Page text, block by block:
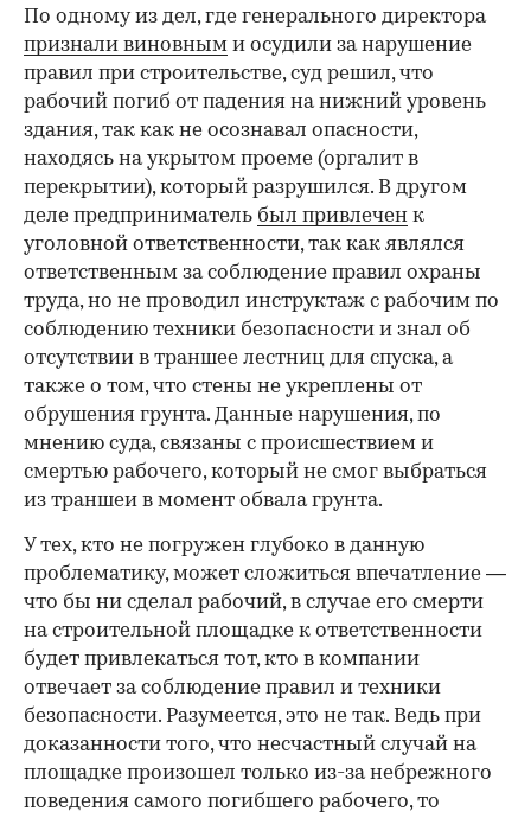
По одному из дел, где генерального директора
признали виновным и осудили за нарушение
правил при строительстве, суд решил, что
рабочий погиб от падения на нижний уровень
здания, так как не осознавал опасности,
находясь на укрытом проеме (оргалит в
перекрытии), который разрушился. В другом
деле предприниматель был привлечен к
уголовной ответственности, так как являлся
ответственным за соблюдение правил охраны
труда, но не проводил инструктаж с рабочим по
соблюдению техники безопасности и знал об
отсутствии в траншее лестниц для спуска, а
также о том, что стены не укреплены от
обрушения грунта. Данные нарушения, по
мнению суда, связаны с происшествием и
смертью рабочего, который не смог выбраться
из траншеи в момент обвала грунта.
У тех, кто не погружен глубоко в данную
проблематику, может сложиться впечатление —
что бы ни сделал рабочий, в случае его смерти
на строительной площадке к ответственности
будет привлекаться тот, кто в компании
отвечает за соблюдение правил и техники
безопасности. Разумеется, это не так. Ведь при
доказанности того, что несчастный случай на
площадке произошел только из-за небрежного
поведения самого погибшего рабочего, то